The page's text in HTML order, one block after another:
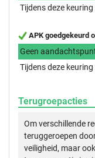
Tijdens deze
APK goedgekeurd
Geen
Tijdens deze
Terugroepacties
Om verschillende
teruggeroepen
veiligheid, maar